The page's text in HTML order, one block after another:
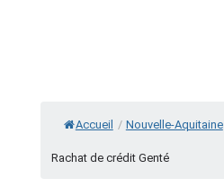
Accueil / Nouvelle-Aquitaine
Rachat de crédit Genté